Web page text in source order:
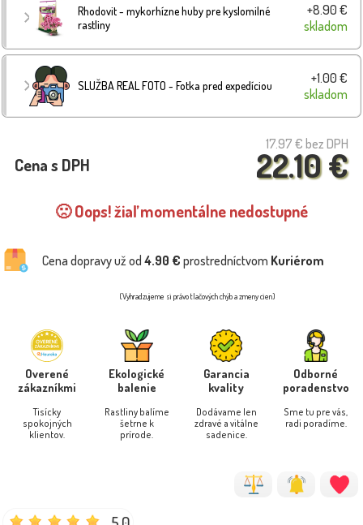
Rhodovit - mykorhízne huby pre kyslomilné
rastliny
+8.90 €
skladom
SLUŽBA REAL FOTO - Fotka pred expedíciou
+1.00 €
skladom
17.97 € bez DPH
22.10 €
Cena s DPH
🙁 Oops! žiaľ momentálne nedostupné
Cena dopravy už od 4.90 € prostredníctvom Kuriérom
(Vyhradzujeme si právo tlačových chýb a zmeny cien)
Overené
zákazníkmi
Tisícky
spokojných
klientov.
Ekologické
balenie
Rastliny balíme
šetrne k
prírode.
Garancia
kvality
Dodávame len
zdravé a vitálne
sadenice.
Odborné
poradenstvo
Sme tu pre vás,
radi poradíme.